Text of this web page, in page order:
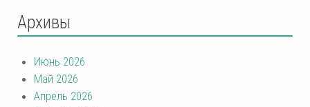
Архивы
Июнь 2026
Май 2026
Апрель 2026